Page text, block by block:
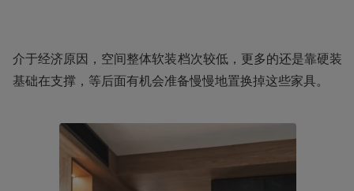
介于经济原因，空间整体软装档次较低，更多的还是靠硬装
基础在支撑，等后面有机会准备慢慢地置换掉这些家具。